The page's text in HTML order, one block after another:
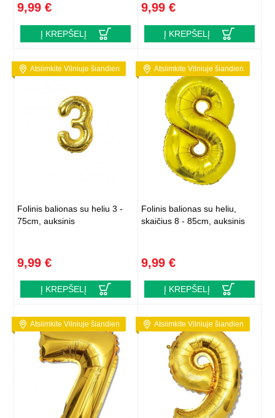
9,99 €
Į KREPŠELĮ
9,99 €
Į KREPŠELĮ
Atsiimkite Vilniuje šiandien
Folinis balionas su heliu 3 -
75cm, auksinis
9,99 €
Į KREPŠELĮ
Atsiimkite Vilniuje šiandien
Folinis balionas su heliu,
skaičius 8 - 85cm, auksinis
9,99 €
Į KREPŠELĮ
Atsiimkite Vilniuje šiandien Atsiimkite Vilniuje šiandien